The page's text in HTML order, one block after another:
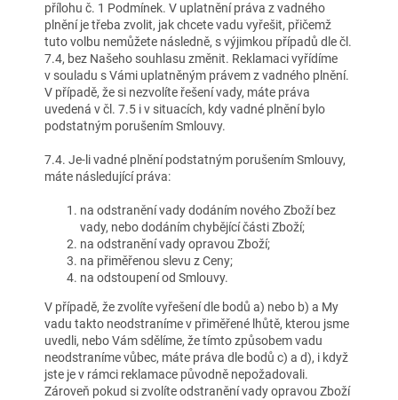
přílohu č. 1 Podmínek. V uplatnění práva z vadného
plnění je třeba zvolit, jak chcete vadu vyřešit, přičemž
tuto volbu nemůžete následně, s výjimkou případů dle čl.
7.4, bez Našeho souhlasu změnit. Reklamaci vyřídíme
v souladu s Vámi uplatněným právem z vadného plnění.
V případě, že si nezvolíte řešení vady, máte práva
uvedená v čl. 7.5 i v situacích, kdy vadné plnění bylo
podstatným porušením Smlouvy.
7.4. Je-li vadné plnění podstatným porušením Smlouvy,
máte následující práva:
na odstranění vady dodáním nového Zboží bez
vady, nebo dodáním chybějící části Zboží;
na odstranění vady opravou Zboží;
na přiměřenou slevu z Ceny;
na odstoupení od Smlouvy.
V případě, že zvolíte vyřešení dle bodů a) nebo b) a My
vadu takto neodstraníme v přiměřené lhůtě, kterou jsme
uvedli, nebo Vám sdělíme, že tímto způsobem vadu
neodstraníme vůbec, máte práva dle bodů c) a d), i když
jste je v rámci reklamace původně nepožadovali.
Zároveň pokud si zvolíte odstranění vady opravou Zboží